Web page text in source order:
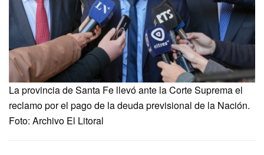
La provincia de Santa Fe llevó ante la Corte Suprema el
reclamo por el pago de la deuda previsional de la Nación.
Foto: Archivo El Litoral